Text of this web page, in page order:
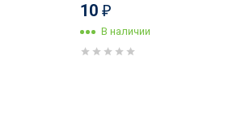
10 ₽
В наличии